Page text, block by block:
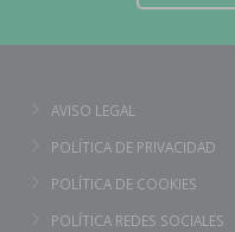
AVISO LEGAL
POLÍTICA DE PRIVACIDAD
POLÍTICA DE COOKIES
POLÍTICA REDES SOCIALES